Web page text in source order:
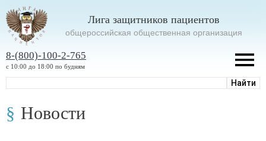
Лига защитников пациентов
oбщероссийская общественная организация
8-(800)-100-2-765
с 10:00 до 18:00 по будням
Новости